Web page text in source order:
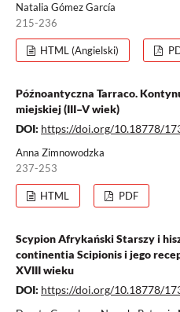
Natalia Gómez García
215-236
HTML (Angielski)
Późnoantyczna Tarraco.
miejskiej (III–V wiek)
DOI: https://doi.org/10.18778/
Anna Zimnowodzka
237-253
HTML PDF
Scypion Afrykański Starszy i
continentia Scipionis i jego
XVIII wieku
DOI: https://doi.org/10.18778/